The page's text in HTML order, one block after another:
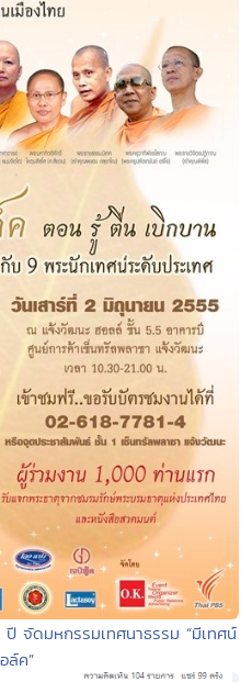
จัดมหกรรมเทศนาธรรม “มีเทศน์
ล์ค”